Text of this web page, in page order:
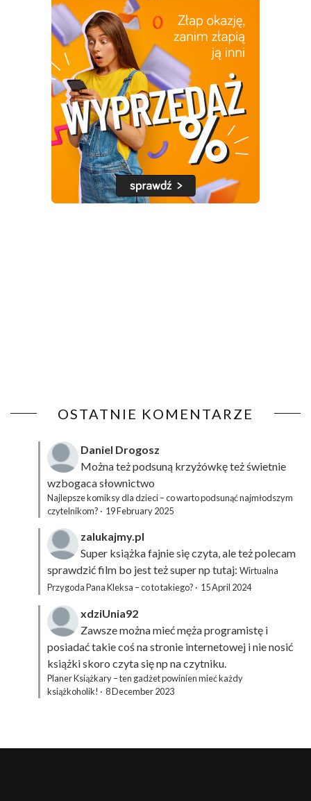
OSTATNIE KOMENTARZE
Daniel Drogosz
Można też podsuną krzyżówkęteż świetnie
wzbogaca słownictwo
Najlepsze komiksy dla dzieci – co warto podsunąć najmłodszym
czytelnikom? · 19 February 2025
zalukajmy.pl
Super książka fajnie się czyta, ale też polecam
sprawdzić film bo jest też super np tutaj: Wirtualna
Przygoda Pana Kleksa – co to takiego? · 15 April 2024
xdziUnia92
Zawsze można mieć męża programistę i
posiadać takie coś na stronie internetowej i nie nosić
książki skoro czyta się np na czytniku.
Planer Książkary – ten gadżet powinien mieć każdy
książkoholik! · 8 December 2023